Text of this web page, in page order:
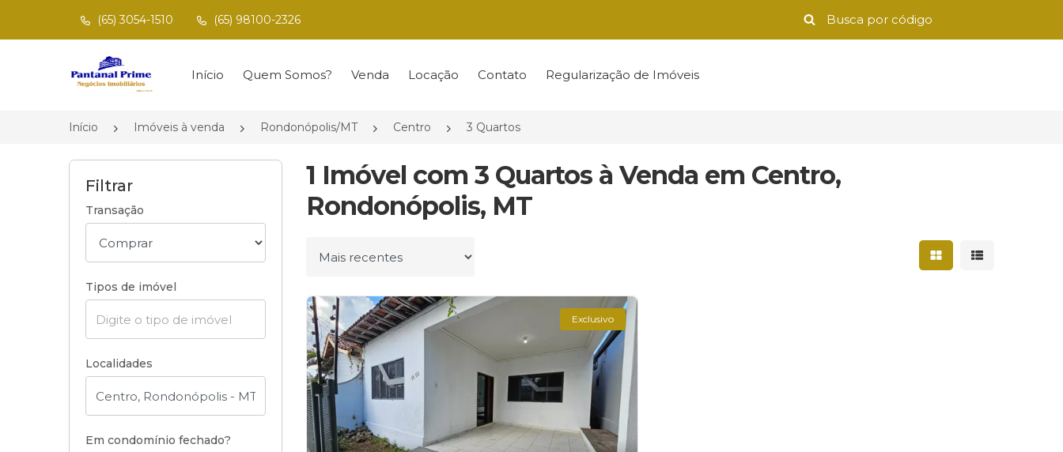
(65) 3054-1510 (65) 98100-2326
Página inicial
Início Quem Somos? Venda Locação Contato Regularização de Imóveis
Início Imóveis à venda Rondonópolis/MT Centro 3 Quartos
Filtrar
Transação
Tipos de imóvel
Localidades
Em condomínio fechado?
1 Imóvel com 3 Quartos à Venda em Centro,
Rondonópolis, MT
Ordenar por Mostrar resultados
Mostrar
Exclusivo